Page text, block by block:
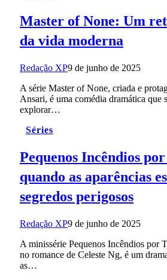
Master of None: Um
da vida moderna
Redação XP9 de junho de 2025
A série Master of None, criada e
Ansari, é uma comédia dramática que
explorar…
Séries
Pequenos Incêndios
quando as aparências
segredos perigosos
Redação XP9 de junho de 2025
A minissérie Pequenos Incêndios por
no romance de Celeste Ng, é um
as…